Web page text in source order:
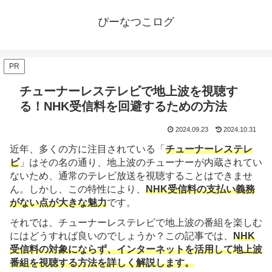
ぴーなつこログ
PR
チューナーレステレビで地上波を視聴す
る！NHK受信料を回避するための方法
2024.09.23 2024.10.31
近年、多くの方に注目されている「 チューナーレステレ
ビ」はその名の通り、地上波のチューナーが内蔵されてい
ないため、通常のテレビ放送を視聴することはできませ
ん。しかし、この特性により、 NHK受信料の支払い義務
がない点が大きな魅力です。
それでは、チューナーレステレビで地上波の番組を楽しむ
にはどうすれば良いのでしょうか？この記事では、 NHK
受信料の対象にならず、インターネットを活用して地上波
番組を視聴する方法を詳しく解説します。